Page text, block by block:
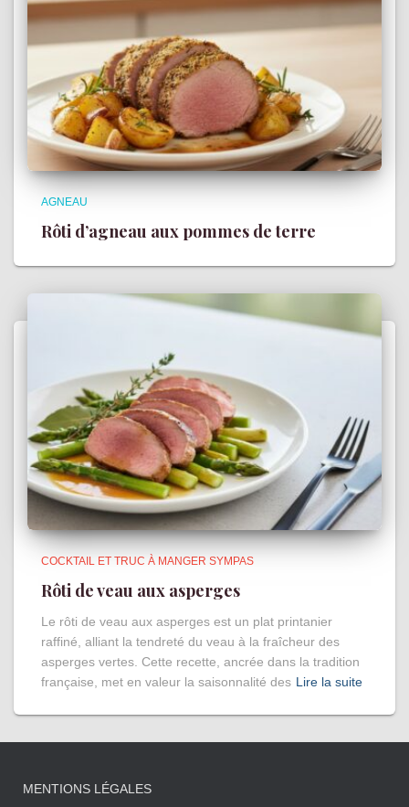
AGNEAU
Rôti d’agneau aux pommes de terre
COCKTAIL ET TRUC À MANGER SYMPAS
Rôti de veau aux asperges
Le rôti de veau aux asperges est un plat printanier
raffiné, alliant la tendreté du veau à la fraîcheur des
asperges vertes. Cette recette, ancrée dans la tradition
française, met en valeur la saisonnalité des Lire la suite
MENTIONS LÉGALES